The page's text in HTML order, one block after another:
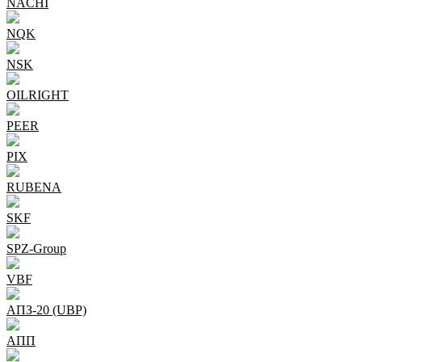
NACHI
NQK
NSK
OILRIGHT
PEER
PIX
RUBENA
SKF
SPZ-Group
VBF
АПЗ-20 (UBP)
АПП